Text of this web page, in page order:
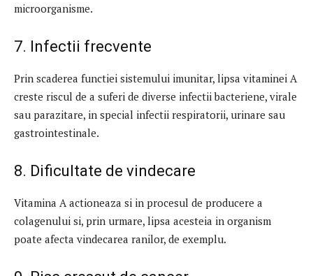
microorganisme.
7. Infectii frecvente
Prin scaderea functiei sistemului imunitar, lipsa vitaminei A
creste riscul de a suferi de diverse infectii bacteriene, virale
sau parazitare, in special infectii respiratorii, urinare sau
gastrointestinale.
8. Dificultate de vindecare
Vitamina A actioneaza si in procesul de producere a
colagenului si, prin urmare, lipsa acesteia in organism
poate afecta vindecarea ranilor, de exemplu.